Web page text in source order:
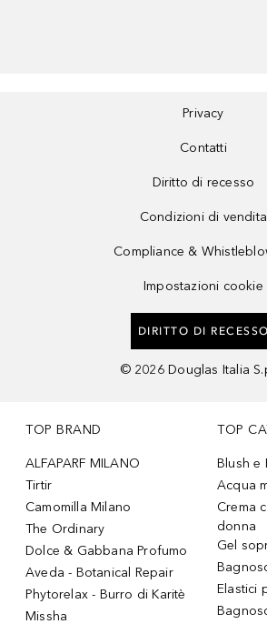
Privacy
Contatti
Diritto di recesso
Condizioni di vendita
Compliance &
Impostazioni cookie
DIRITTO DI RECESSO
© 2026 Douglas Italia
TOP BRAND
ALFAPARF MILANO
Tirtir
Camomilla Milano
The Ordinary
Dolce & Gabbana Profumo
Aveda - Botanical Repair
Phytorelax - Burro di Karitè
Missha
TOP
Blush e
Acqua
Crema
donna
Gel
Elastici